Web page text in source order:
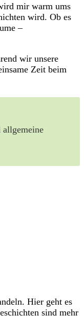
mir warm ⁣ums
wird. Ob⁢ es‌
⁤–
⁣wir unsere
Zeit beim
allgemeine
Hier‌ geht​ es
sind ‌mehr‍